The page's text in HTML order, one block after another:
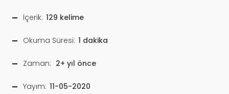
İçerik: 129 kelime
Okuma Süresi: 1 dakika
Zaman: 2+ yıl önce
Yayım: 11-05-2020